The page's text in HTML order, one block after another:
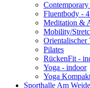
Fluentbody -
Meditation &
Mobility/
Orientalischer
Pilates
RückenFit -
Yoga - indoor
Yoga
Sporthalle Am